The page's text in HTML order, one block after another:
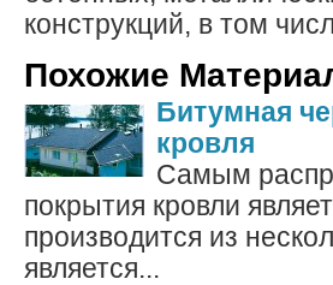
конструкций, в том
Похожие
Битумная
кровля
Самым
покрытия кровли
производится из
является...